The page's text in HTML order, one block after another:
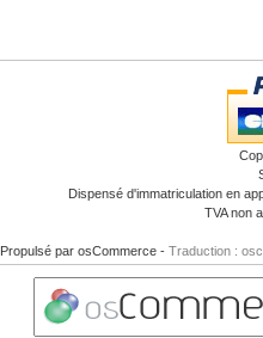
Dispensé d'immatriculation en
TVA non
Propulsé par osCommerce - Traduction :